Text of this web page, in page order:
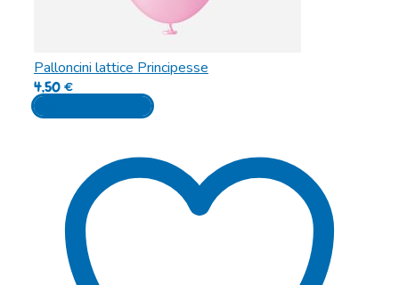
Palloncini lattice Principesse
4,50€
Aggiungi al carrello